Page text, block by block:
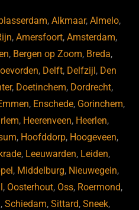
,Alkmaar,Almelo,
,Amersfoort,Amsterdam,
, Bergen op Zoom, Breda,
, Delft, Delfzijl , Den
, Doetinchem, Dordrecht,
, Enschede, Gorinchem,
, Heerenveen, Heerlen,
, Hoofddorp, Hoogeveen,
, Leeuwarden, Leiden,
, Middelburg, Nieuwegein,
, Oosterhout, Oss, Roermond,
, Schiedam, Sittard, Sneek,